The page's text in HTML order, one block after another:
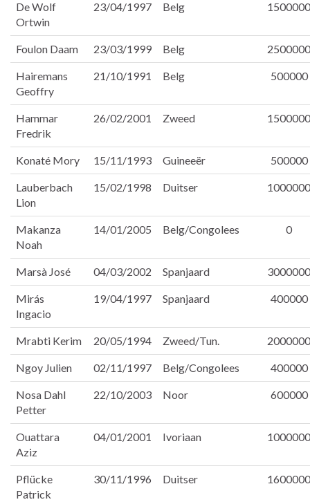
De Wolf
Ortwin
23/04/1997 Belg 1500000
Foulon Daam 23/03/1999 Belg 2500000
Hairemans
Geoffry
21/10/1991 Belg 500000
Hammar
Fredrik
26/02/2001 Zweed 1500000
Konaté Mory 15/11/1993 Guineeër 500000
Lauberbach
Lion
15/02/1998 Duitser 1000000
Makanza
Noah
14/01/2005 Belg/Congolees 0
Marsà José 04/03/2002 Spanjaard 3000000
Mirás
Ingacio
19/04/1997 Spanjaard 400000
Mrabti Kerim 20/05/1994 Zweed/Tun. 2000000
Ngoy Julien 02/11/1997 Belg/Congolees 400000
Nosa Dahl
Petter
22/10/2003 Noor 600000
Ouattara
Aziz
04/01/2001 Ivoriaan 1000000
Pflücke
Patrick
30/11/1996 Duitser 1600000